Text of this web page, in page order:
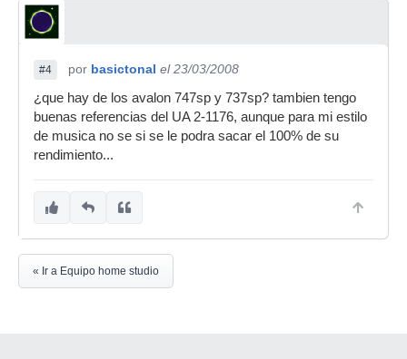
#4 por basictonal el 23/03/2008
¿que hay de los avalon 747sp y 737sp? tambien tengo
buenas referencias del UA 2-1176, aunque para mi estilo
de musica no se si se le podra sacar el 100% de su
rendimiento...
« Ir a Equipo home studio